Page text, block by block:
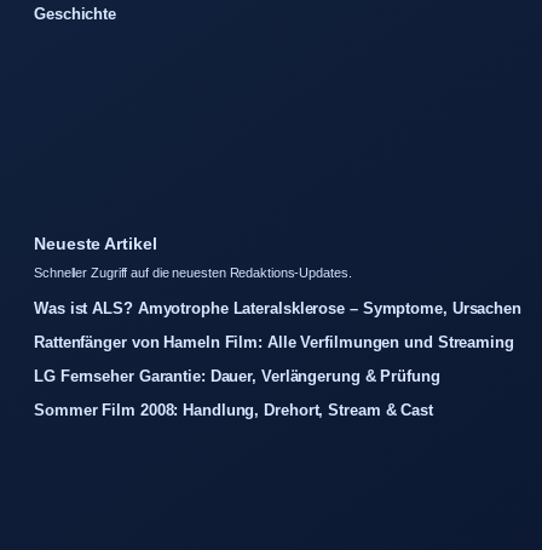
Geschichte
Neueste Artikel
Schneller Zugriff auf die neuesten Redaktions-Updates.
Was ist ALS? Amyotrophe Lateralsklerose – Symptome, Ursachen
Rattenfänger von Hameln Film: Alle Verfilmungen und Streaming
LG Fernseher Garantie: Dauer, Verlängerung & Prüfung
Sommer Film 2008: Handlung, Drehort, Stream & Cast